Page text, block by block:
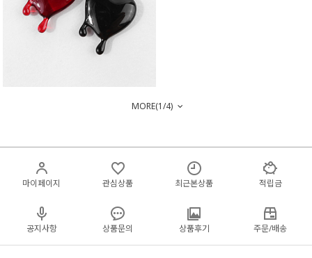
MORE(1/4)
마이페이지 관심상품 최근본상품 적립금
공지사항 상품문의 상품후기 주문/배송